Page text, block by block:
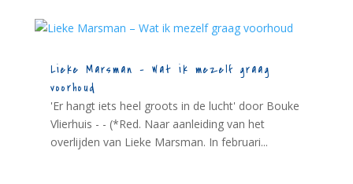
Lieke Marsman – Wat ik mezelf graag
voorhoud
'Er hangt iets heel groots in de lucht' door Bouke
Vlierhuis - - (*Red. Naar aanleiding van het
overlijden van Lieke Marsman. In februari...